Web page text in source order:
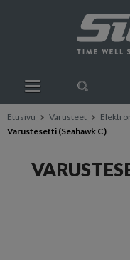
Etusivu Varusteet
Varustesetti (Seahawk C)